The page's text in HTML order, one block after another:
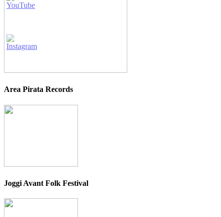
Area Pirata Records
Joggi Avant Folk Festival